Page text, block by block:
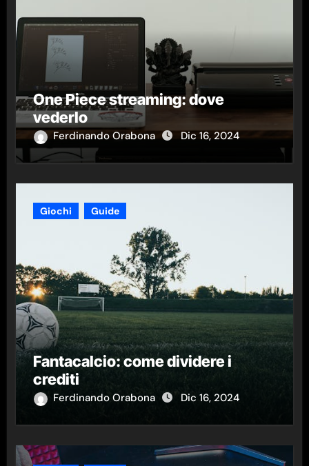
One Piece streaming: dove
vederlo
Ferdinando Orabona Dic 16, 2024
Giochi Guide
Fantacalcio: come dividere i
crediti
Ferdinando Orabona Dic 16, 2024